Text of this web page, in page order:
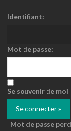
Identifiant:
Mot de passe:
Se souvenir de moi
Mot de passe